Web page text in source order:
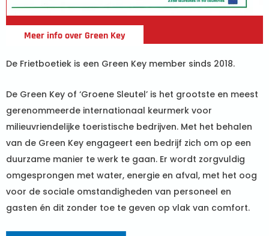
Meer info over Green Key
De Frietboetiek is een Green Key member sinds 2018.
De Green Key of ‘Groene Sleutel’ is het grootste en meest
gerenommeerde internationaal keurmerk voor
milieuvriendelijke toeristische bedrijven. Met het behalen
van de Green Key engageert een bedrijf zich om op een
duurzame manier te werk te gaan. Er wordt zorgvuldig
omgesprongen met water, energie en afval, met het oog
voor de sociale omstandigheden van personeel en
gasten én dit zonder toe te geven op vlak van comfort.